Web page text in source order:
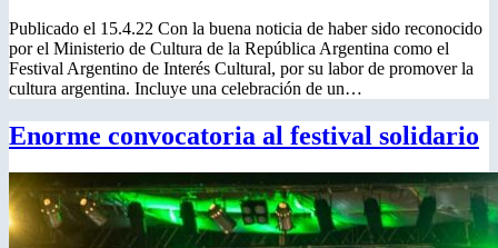
Publicado el 15.4.22 Con la buena noticia de haber sido reconocido
por el Ministerio de Cultura de la República Argentina como el
Festival Argentino de Interés Cultural, por su labor de promover la
cultura argentina. Incluye una celebración de un…
Enorme convocatoria al festival solidario